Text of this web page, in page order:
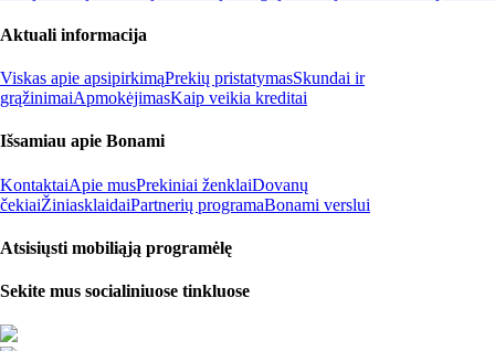
Aktuali informacija
Viskas apie apsipirkimąPrekių pristatymasSkundai ir
grąžinimaiApmokėjimasKaip veikia kreditai
Išsamiau apie Bonami
KontaktaiApie musPrekiniai ženklaiDovanų
čekiaiŽiniasklaidaiPartnerių programaBonami verslui
Atsisiųsti mobiliąją programėlę
Sekite mus socialiniuose tinkluose